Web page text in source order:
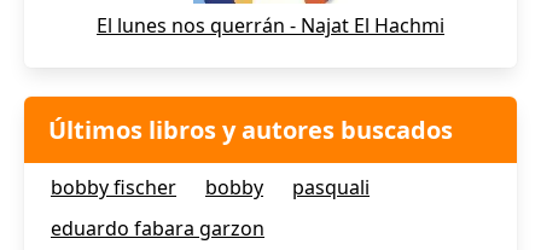
El lunes nos querrán - Najat El Hachmi
Últimos libros y autores buscados
bobby fischer bobby
pasquali
eduardo fabara garzon